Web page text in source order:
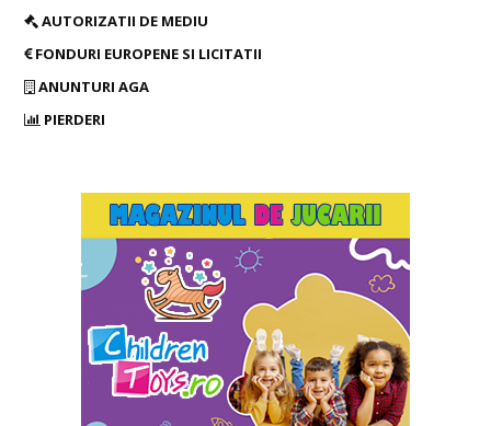
AUTORIZATII DE MEDIU
FONDURI EUROPENE SI LICITATII
ANUNTURI AGA
PIERDERI